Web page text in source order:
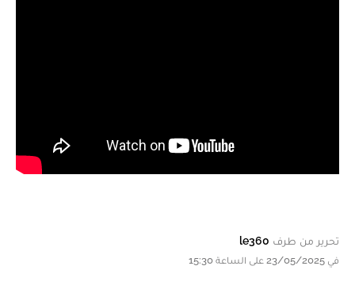
تحرير من طرف le360
في 23/05/2025 على الساعة 15:30